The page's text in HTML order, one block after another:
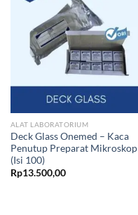
ALAT LABORATORIUM
Deck Glass Onemed – Kaca
Penutup Preparat Mikroskop
(Isi 100)
Rp13.500,00